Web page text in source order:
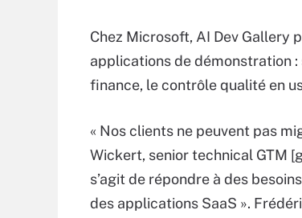
Chez Microsoft, AI Dev Gallery
applications de démonstration
finance, le contrôle qualité en
« Nos clients ne peuvent pas
Wickert, senior technical GTM
s’agit de répondre à des
des applications SaaS ».